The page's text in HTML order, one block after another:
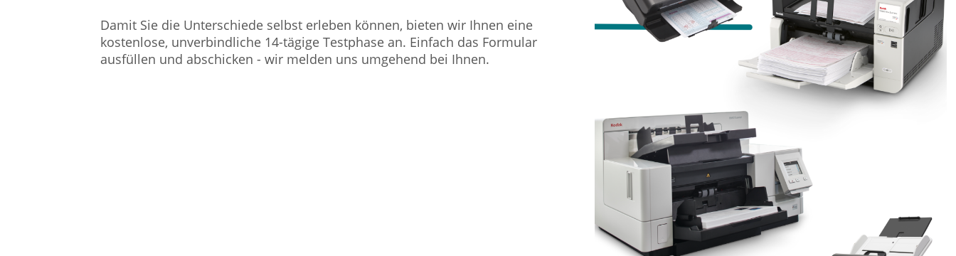
Damit Sie die Unterschiede selbst erleben können, bieten wir Ihnen eine
kostenlose, unverbindliche 14-tägige Testphase an. Einfach das Formular
ausfüllen und abschicken - wir melden uns umgehend bei Ihnen.